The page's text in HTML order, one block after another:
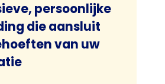
persoonlijke
die aansluit
van uw